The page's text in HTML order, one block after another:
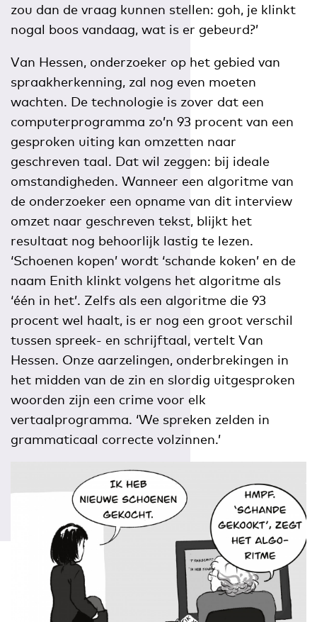
zou dan de vraag kunnen stellen: goh, je klinkt
nogal boos vandaag, wat is er gebeurd?’
Van Hessen, onderzoeker op het gebied van
spraakherkenning, zal nog even moeten
wachten. De technologie is zover dat een
computerprogramma zo’n 93 procent van een
gesproken uiting kan omzetten naar
geschreven taal. Dat wil zeggen: bij ideale
omstandigheden. Wanneer een algoritme van
de onderzoeker een opname van dit interview
omzet naar geschreven tekst, blijkt het
resultaat nog behoorlijk lastig te lezen.
‘Schoenen kopen’ wordt ‘schande koken’ en de
naam Enith klinkt volgens het algoritme als
‘één in het’. Zelfs als een algoritme die 93
procent wel haalt, is er nog een groot verschil
tussen spreek- en schrijftaal, vertelt Van
Hessen. Onze aarzelingen, onderbrekingen in
het midden van de zin en slordig uitgesproken
woorden zijn een crime voor elk
vertaalprogramma. ‘We spreken zelden in
grammaticaal correcte volzinnen.’